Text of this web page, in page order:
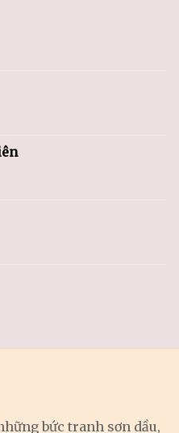
bức tranh sơn dầu,